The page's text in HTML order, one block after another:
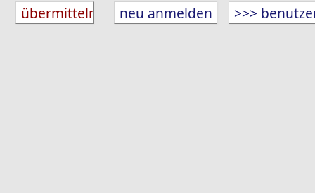
neu anmelden >>>